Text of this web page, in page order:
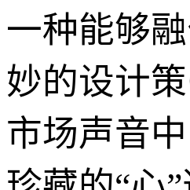
一种能够
妙的设计
市场声音